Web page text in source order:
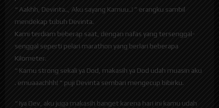
“ Aakhh, Devinta.., Aku sayang Kamuu..! ” erangku sambil
mendekap tubuh Devinta.
Kami terdiam beberap saat, dengan nafas yang tersenggal-
senggal seperti pelari marathon yang berlari beberapa
Kilometer.
“ Kamu strong sekali ya Dod, makasih ya Dod udah muasin aku
. emuaaachhh! ” puji Devinta sembari mengecup bibirku.
“ Iya Dev, aku juga makasih banget karena hari ini kamu udah